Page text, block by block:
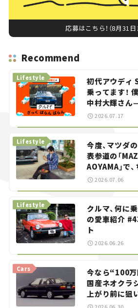
応募はこちら！（8月31日
Recommend
初代アウディ
乗ってます！
中村大輝さん
智之の「クル
Lifestyle
2026.07.17
今度、マツダ
表参道の「
AOYAMA」で
——連載｜CCG
Lifestyle
2026.07.06
クルマ、何に
の愛車紹介
ト
Lifestyle
2026.06.26
今なら“100万
国産ネオクラ
上がり前に狙
をお手伝い――
Cars
2026.06.30